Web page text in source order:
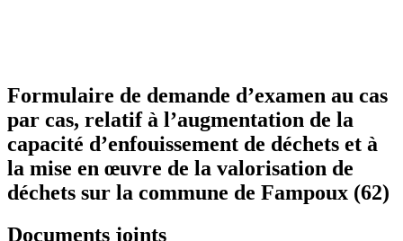
Formulaire de demande d’examen au cas
par cas, relatif à l’augmentation de la
capacité d’enfouissement de déchets et à
la mise en œuvre de la valorisation de
déchets sur la commune de Fampoux (62)
Documents joints